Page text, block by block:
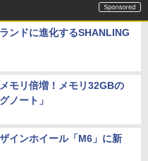
ンドに進化するSHANLING
モリ倍増！メモリ32GBの
ノート」
インホイール「M6」に新